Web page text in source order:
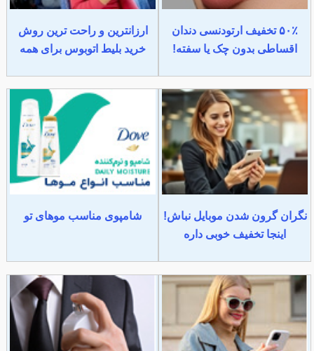
۵۰٪ تخفیف ارتودنسی دندان
اقساطی بدون چک یا سفته!
ارزانترین و راحت ترین روش
خرید بلیط اتوبوس برای همه
نگران گرون شدن موبایل نباش!
اینجا تخفیف خوبی داره
شامپوی مناسب موهای تو